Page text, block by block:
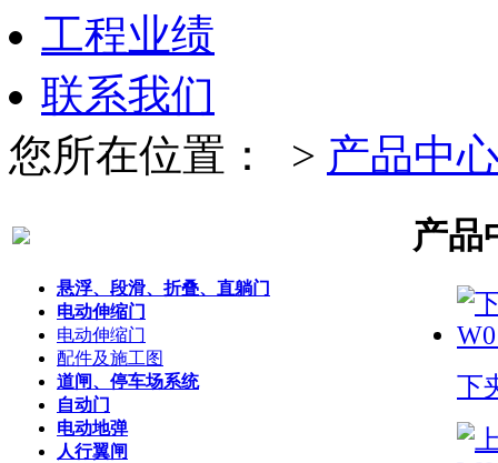
工程业绩
联系我们
您所在位置：
> 产品中
悬浮、段滑、折叠、直躺门
电动伸缩门
电动伸缩门
配件及施工图
道闸、停车场系统
自动门
电动地弹
人行翼闸
产品
下